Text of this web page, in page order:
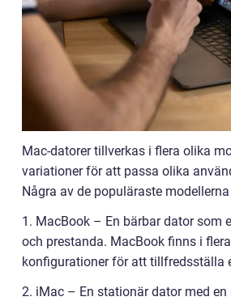
Mac-datorer tillverkas i flera olika
variationer för att passa olika
Några av de populäraste
1. MacBook – En bärbar dator som
och prestanda. MacBook finns i
konfigurationer för att tillfredsställa
2. iMac – En stationär dator med en